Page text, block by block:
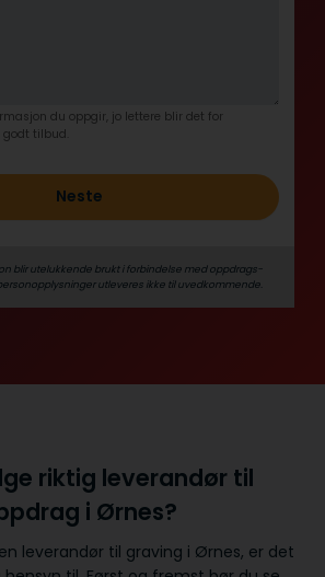
du oppgir, jo lettere blir det for
tilbud.
Neste
blir utelukkende brukt i forbindelse med oppdrags­
utleveres ikke til uvedkommende.
riktig leverandør til
i Ørnes?
leverandør til graving i Ørnes, er det